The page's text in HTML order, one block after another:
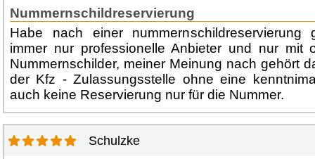
Nummernschildreservierung
Habe nach einer nummernschildreservierung
immer nur professionelle Anbieter und nur mit
Nummernschilder, meiner Meinung nach gehört
der Kfz - Zulassungsstelle ohne eine
auch keine Reservierung nur für die Nummer.
Schulzke